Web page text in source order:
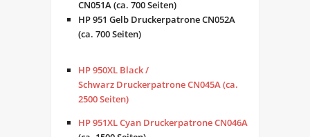
CN051A (ca. 700 Seiten)
HP 951 Gelb DruckerpatroneCN052A
(ca. 700 Seiten)
HP 950XL Black /
Schwarz Druckerpatrone CN045A (ca.
2500 Seiten)
HP 951XL Cyan DruckerpatroneCN046A